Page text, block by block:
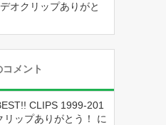
オクリップありがと
メント
CLIPS 1999-201
ップありがとう！
に